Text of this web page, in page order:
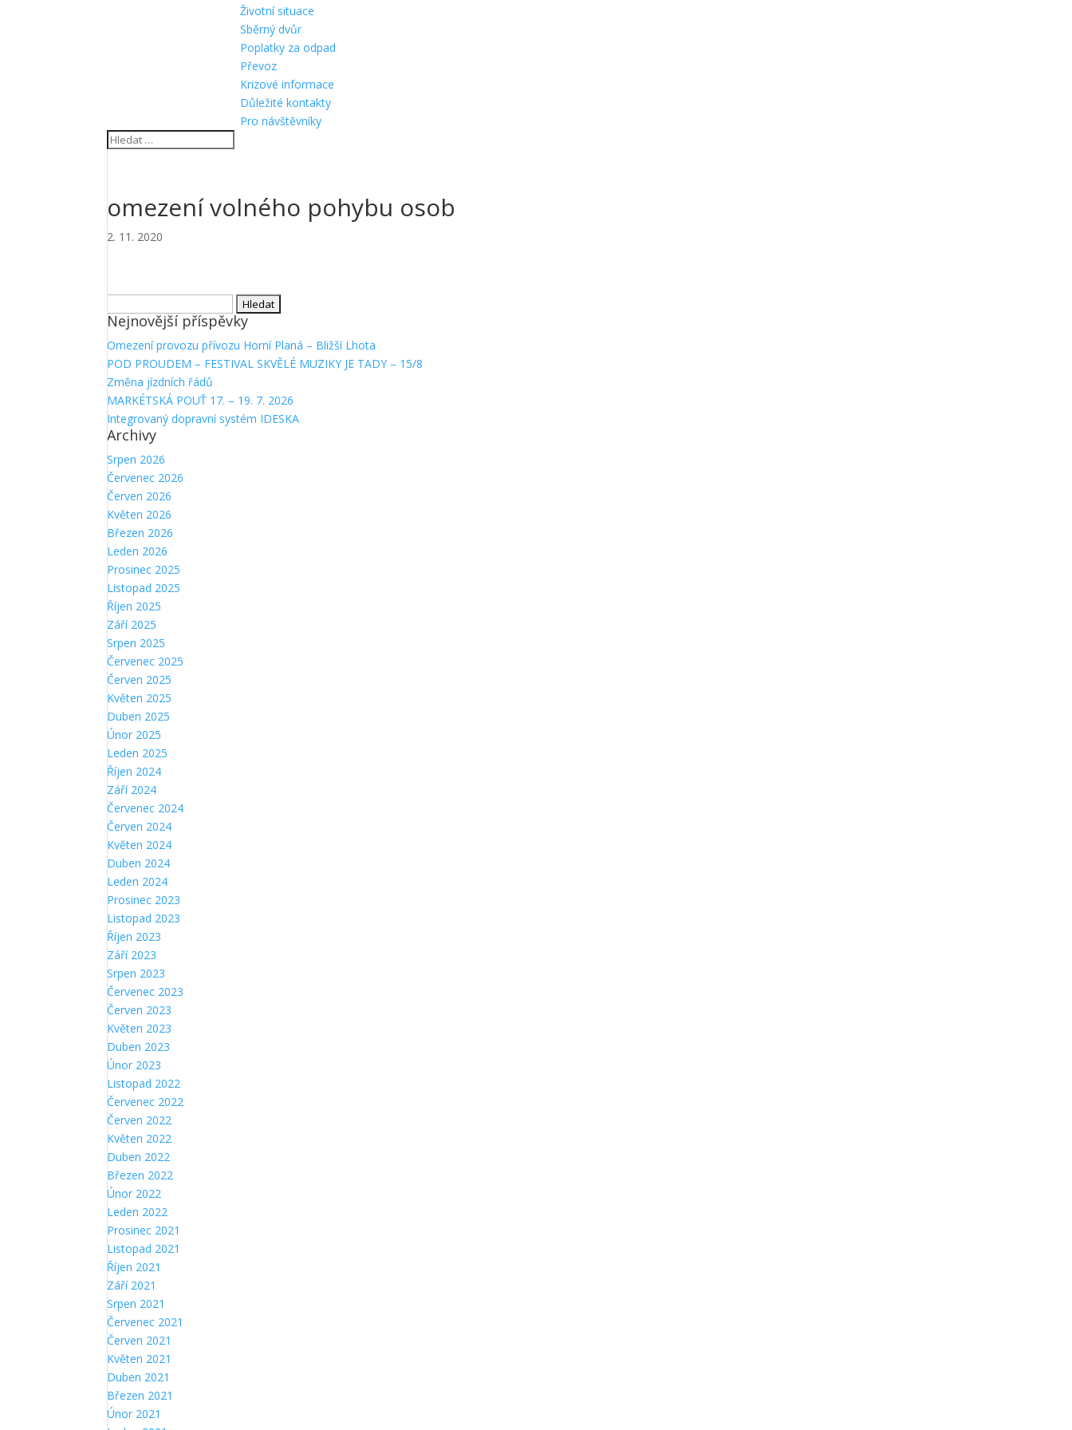
Životní situace
Sběrný dvůr
Poplatky za odpad
Převoz
Krizové informace
Důležité kontakty
Pro návštěvníky
omezení volného pohybu osob
2. 11. 2020
Nejnovější příspěvky
Omezení provozu přívozu Horní Planá – Bližší Lhota
POD PROUDEM – FESTIVAL SKVĚLÉ MUZIKY JE TADY – 15/8
Změna jízdních řádů
MARKÉTSKÁ POUŤ 17. – 19. 7. 2026
Integrovaný dopravní systém IDESKA
Archivy
Srpen 2026
Červenec 2026
Červen 2026
Květen 2026
Březen 2026
Leden 2026
Prosinec 2025
Listopad 2025
Říjen 2025
Září 2025
Srpen 2025
Červenec 2025
Červen 2025
Květen 2025
Duben 2025
Únor 2025
Leden 2025
Říjen 2024
Září 2024
Červenec 2024
Červen 2024
Květen 2024
Duben 2024
Leden 2024
Prosinec 2023
Listopad 2023
Říjen 2023
Září 2023
Srpen 2023
Červenec 2023
Červen 2023
Květen 2023
Duben 2023
Únor 2023
Listopad 2022
Červenec 2022
Červen 2022
Květen 2022
Duben 2022
Březen 2022
Únor 2022
Leden 2022
Prosinec 2021
Listopad 2021
Říjen 2021
Září 2021
Srpen 2021
Červenec 2021
Červen 2021
Květen 2021
Duben 2021
Březen 2021
Únor 2021